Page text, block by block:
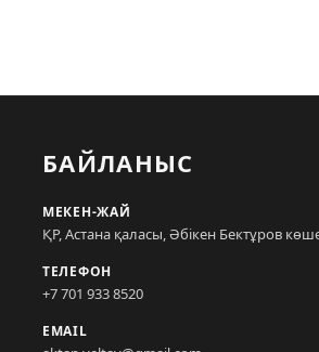
БАЙЛАНЫС
МЕКЕН-ЖАЙ
ҚР, Астана қаласы, Әбікен Бектұров
ТЕЛЕФОН
+7 701 933 8520
EMAIL